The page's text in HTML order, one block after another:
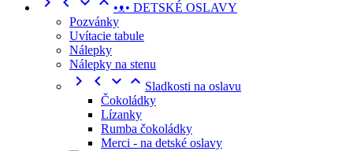
•ᴥ• DETSKÉ OSLAVY
Pozvánky
Uvítacie tabule
Nálepky
Nálepky na stenu
    Sladkosti na oslavu
Čokoládky
Lízanky
Rumba čokoládky
Merci - na detské oslavy